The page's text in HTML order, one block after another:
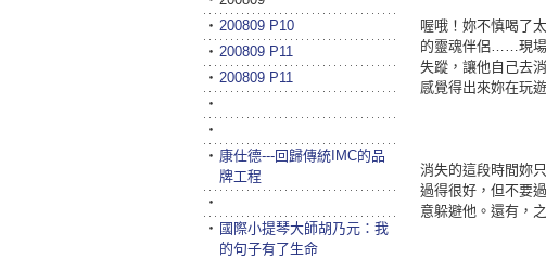
喔哦！妳不慎喝了
的靈魂伴侶……現場
失蹤，讓他自己去
感覺得出來妳在玩
消失的這段時間妳
過得很好，但不要
意躲避他。還有，
‧ 200809 P10
‧ 200809 P11
‧ 200809 P11
‧
‧
‧ 康仕德---回歸傳統IMC的品
牌工程
‧
‧ 國際小提琴大師胡乃元：我
的句子有了生命